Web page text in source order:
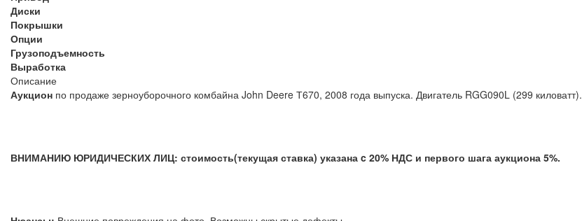
Диски
Покрышки
Опции
Грузоподъемность
Выработка
Описание
Аукцион по продаже зерноуборочного комбайна John Deere Т670, 2008 года выпуска. Двигатель RGG090L (299 киловатт).
ВНИМАНИЮ ЮРИДИЧЕСКИХ ЛИЦ: стоимость(текущая ставка) указана c 20% НДС и первого шага аукциона 5%.